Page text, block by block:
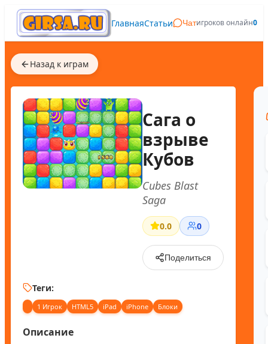
ГлавнаяСтатьи Чатигроков онлайн0
Назад к играм
Сага о
взрыве
Кубов
Cubes Blast
Saga
0.0 0
Поделиться
Теги:
1 Игрок HTML5 iPad iPhone Блоки
Описание